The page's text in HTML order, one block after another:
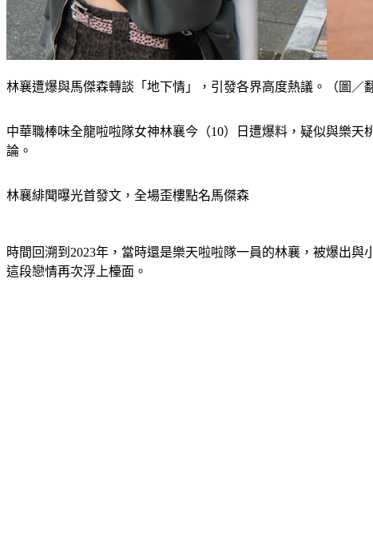
林襄遭爆與馬傑森轉談「地下情」，引發各界高度熱議。（圖／
中華職棒味全龍啦啦隊女神林襄今（10）日遭爆料，疑似與樂
論。
林襄緋聞曝光首發文，全場歪樓點名馬傑森
時間回溯到2023年，當時還是樂天啦啦隊一員的林襄，被爆出
這段戀情再次浮上檯面。